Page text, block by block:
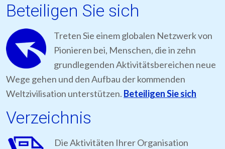
Beteiligen Sie sich
Treten Sie einem globalen Netzwerk von
Pionieren bei, Menschen, die in zehn
grundlegenden Aktivitätsbereichen neue
Wege gehen und den Aufbau der kommenden
Weltzivilisation unterstützen. Beteiligen Sie sich
Verzeichnis
Die Aktivitäten Ihrer Organisation